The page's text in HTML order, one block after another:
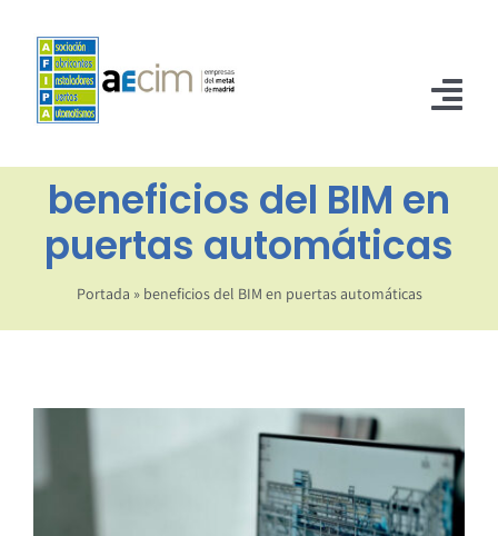
contenido
INICIO
ASOCIADOS
NORMATIVA
CONTACTO
beneficios del BIM en
puertas automáticas
Portada » beneficios del BIM en puertas automáticas